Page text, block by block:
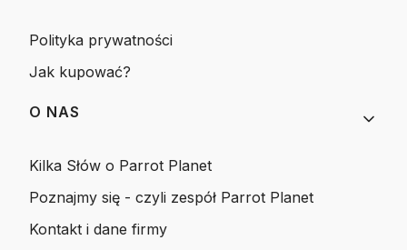
Polityka prywatności
Jak kupować?
O NAS
Kilka Słów o Parrot Planet
Poznajmy się - czyli zespół Parrot Planet
Kontakt i dane firmy